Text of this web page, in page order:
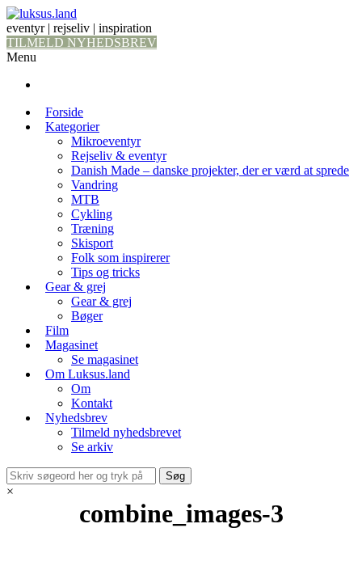
eventyr | rejseliv | inspiration
TILMELD NYHEDSBREV
Menu
Forside
Kategorier
Mikroeventyr
Rejseliv & eventyr
Danish Made – danske projekter, der er værd at sprede
Vandring
MTB
Cykling
Træning
Skisport
Folk som inspirerer
Tips og tricks
Gear & grej
Gear & grej
Bøger
Film
Magasinet
Se magasinet
Om Luksus.land
Om
Kontakt
Nyhedsbrev
Tilmeld nyhedsbrevet
Se arkiv
×
combine_images-3